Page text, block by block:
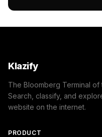
Klazify
The Bloomberg Terminal of
Search, classify, and
website on the internet.
PRODUCT